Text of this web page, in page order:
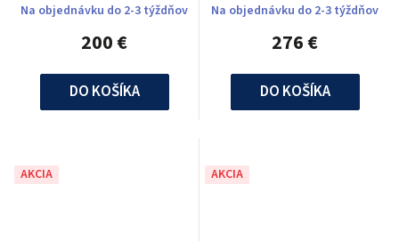
Na objednávku do 2-3 týždňov
200 €
DO KOŠÍKA
Na objednávku do 2-3 týždňov
276 €
DO KOŠÍKA
AKCIA AKCIA